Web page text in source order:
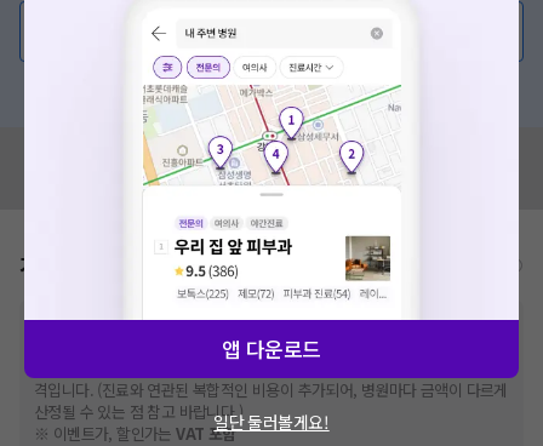
💬 무엇이든 물어보세요
혹은, 의료상담 서비스에 다양한 게시글 보러가기
혹시 잘못된 병원정보가 있나요?
모두닥 팀에 알려주세요!
가격표 비급여/급여 진료란?
※비급여 항목의 경우,추가비용 등으로 실제 가격과 상이할 수 있으니, 정확
한 가격은 해당 의료기관에 직접 문의해주세요.
건강보험심사평가원
격입니다. (진료와 연관된 복합적인 비용이 추가되어, 병원마다 금액이 다르게
산정될 수 있는 점 참고 바랍니다.)
※ 이벤트가, 할인가는VAT 포함
앱 다운로드
일단 둘러볼게요!